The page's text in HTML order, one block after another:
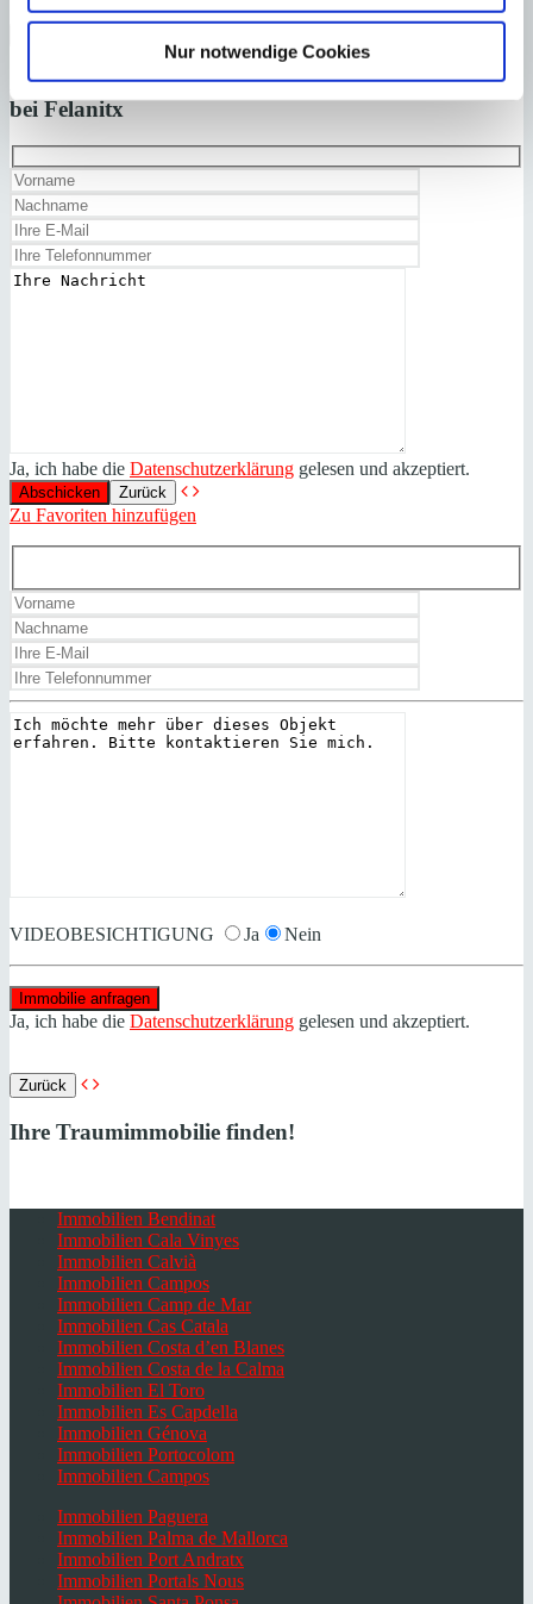
Nur notwendige Cookies
Anfrage starten für: FelanitxTraumhafte Neubau Finca
bei Felanitx
Ja, ich habe die Datenschutzerklärung gelesen und akzeptiert.
Zurück
Zu Favoriten hinzufügen
VIDEOBESICHTIGUNG Ja Nein
Ja, ich habe die Datenschutzerklärung gelesen und akzeptiert.
Zurück
Ihre Traumimmobilie finden!
Immobilien Bendinat
Immobilien Cala Vinyes
Immobilien Calvià
Immobilien Campos
Immobilien Camp de Mar
Immobilien Cas Catala
Immobilien Costa d’en Blanes
Immobilien Costa de la Calma
Immobilien El Toro
Immobilien Es Capdella
Immobilien Génova
Immobilien Portocolom
Immobilien Campos
Immobilien Paguera
Immobilien Palma de Mallorca
Immobilien Port Andratx
Immobilien Portals Nous